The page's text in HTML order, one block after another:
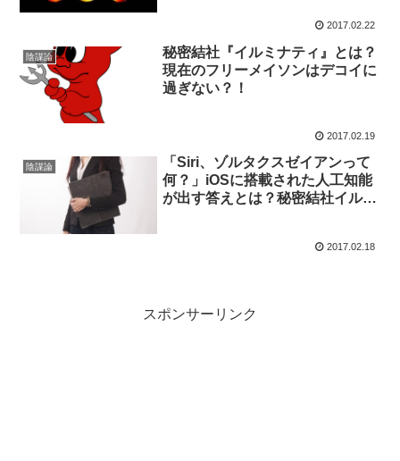
2017.02.22
陰謀論
秘密結社『イルミナティ』とは？
現在のフリーメイソンはデコイに
過ぎない？！
2017.02.19
陰謀論
「Siri、ゾルタクスゼイアンって
何？」iOSに搭載された人工知能
が出す答えとは？秘密結社イルミ
2017.02.18
スポンサーリンク